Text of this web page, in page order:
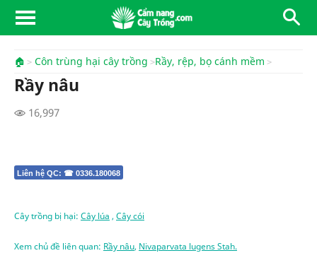
🏠 Côn trùng hại cây trồng Rầy, rệp, bọ cánh mềm
Rầy nâu
16,997
Liên hệ QC: ☎ 0336.180068
Cây trồng bị hại: Cây lúa , Cây cói
Xem chủ đề liên quan: Rầy nâu, Nivaparvata lugens Stah.